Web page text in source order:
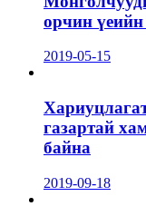
орчин
2019-05-15
газартай
байна
2019-09-18